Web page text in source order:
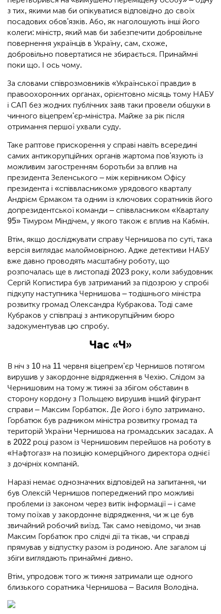
з тих, якими мав би опікуватися відповідно до своїх
посадових обов'язків. Або, як наголошують інші його
колеги: міністр, який мав би забезпечити добровільне
повернення українців в Україну, сам, схоже,
добровільно повертатися не збирається. Принаймні
поки що. І ось чому.
За словами співрозмовників «Української правди» в
правоохоронних органах, орієнтовно місяць тому НАБУ
і САП без жодних публічних заяв таки провели обшуки в
чинного віцепрем'єр-міністра. Майже за рік після
отримання першої ухвали суду.
Таке раптове прискорення у справі навіть всередині
самих антикорупційних органів жартома пов'язують із
можливим загостренням боротьби за вплив на
президента Зеленського – між керівником Офісу
президента і «співвласником» урядового кварталу
Андрієм Єрмаком та одним із ключових соратників його
допрезидентської команди – співвласником «Кварталу
95» Тімуром Міндічем, у якого також є вплив на Кабмін.
Втім, якщо досліджувати справу Чернишова по суті, така
версія виглядає малоймовірною. Адже детективи НАБУ
вже давно проводять масштабну роботу, що
розпочалась ще в листопаді 2023 року, коли забудовник
Сергій Копистира був затриманий за підозрою у спробі
підкупу наступника Чернишова – тодішнього міністра
розвитку громад Олександра Кубракова. Тоді саме
Кубраков у співпраці з антикорупційним бюро
задокументував цю спробу.
Час «Ч»
В ніч з 10 на 11 червня віцепрем'єр Чернишов потягом
вирушив у закордонне відрядження в Чехію. Слідом за
Чернишовим на тому ж тижні за збігом обставин в
сторону кордону з Польщею вирушив інший фігурант
справи – Максим Горбатюк. Де його і було затримано.
Горбатюк був радником міністра розвитку громад та
територій України Чернишова на громадських засадах. А
в 2022 році разом із Чернишовим перейшов на роботу в
«Нафтогаз» на позицію комерційного директора однієї
з дочірніх компаній.
Наразі немає однозначних відповідей на запитання, чи
був Олексій Чернишов попереджений про можливі
проблеми із законом через витік інформації – і саме
тому поїхав у закордонне відрядження, чи ж це був
звичайний робочий виїзд. Так само невідомо, чи знав
Максим Горбатюк про слідчі дії та тікав, чи справді
прямував у відпустку разом із родиною. Але загалом ці
збіги виглядають принаймні дивно.
Втім, упродовж того ж тижня затримали ще одного
близького соратника Чернишова – Василя Володіна.